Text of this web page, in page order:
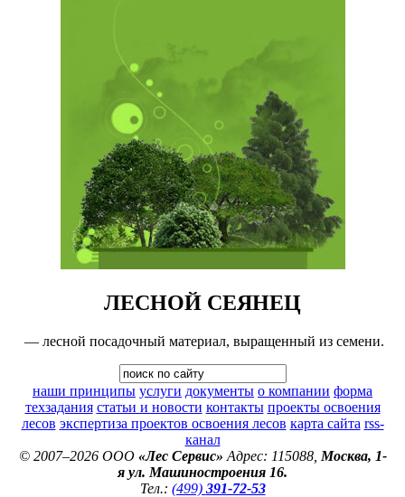
ЛЕСНОЙ СЕЯНЕЦ
— лесной посадочный материал, выращенный из семени.
наши принципы услуги документы о компании форма
техзадания статьи и новости контакты проекты освоения
лесов экспертиза проектов освоения лесов карта сайта rss-
канал
© 2007–2026 ООО «Лес Сервис» Адрес: 115088, Москва, 1-
я ул. Машиностроения 16.
Тел.: (499) 391-72-53